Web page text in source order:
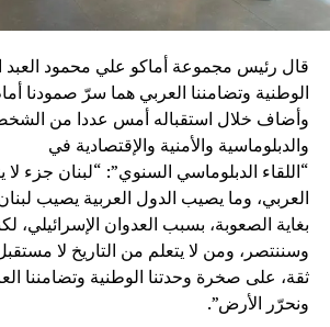
قال رئيس مجموعة أماكو علي محمود العبد
الوطنية وتضامننا العربي هما سرّ صمودنا
وأضاف خلال استقباله أمس عددا من
والدبلوماسية والأمنية والإقتصادية في
“اللقاء الدبلوماسي السنوي”: “لبنان جزء لا
العربي، وما يصيب الدول العربية يصيب
بغاية الصعوبة، بسبب العدوان الإسرائيلي،
وسننتصر، ومن لا يتعلم من التاريخ لا
ثقة، على صخرة وحدتنا الوطنية وتضامننا
ونحرّر الأرض”.